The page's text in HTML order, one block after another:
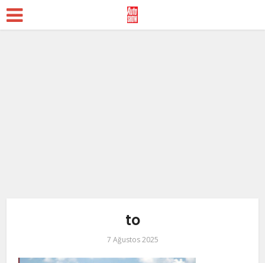
to
7 Ağustos 2025